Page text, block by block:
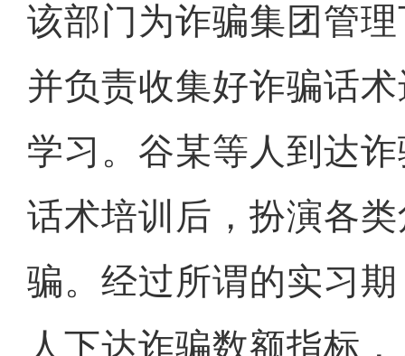
该部门为诈骗集团管
并负责收集好诈骗话
学习。谷某等人到达
话术培训后，扮演各
骗。经过所谓的实习
人下达诈骗数额指标